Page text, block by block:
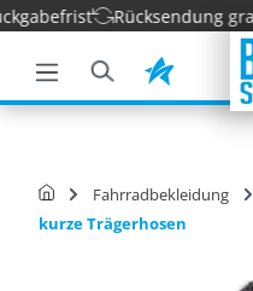
springen
Rücksendung gratis
Fahrradbekleidung
kurze Trägerhosen